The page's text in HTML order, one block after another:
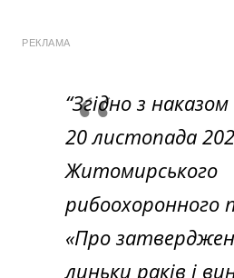
РЕКЛАМА
“Згідно з
20 листопада
Житомирського
рибоохоронного
«Про
линьки раків і